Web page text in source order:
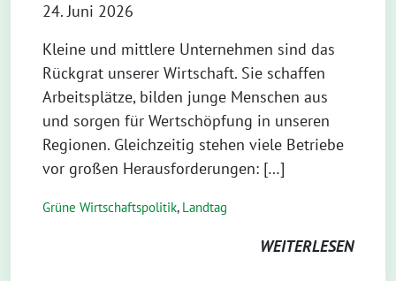
24. Juni 2026
Kleine und mittlere Unternehmen sind das
Rückgrat unserer Wirtschaft. Sie schaffen
Arbeitsplätze, bilden junge Menschen aus
und sorgen für Wertschöpfung in unseren
Regionen. Gleichzeitig stehen viele Betriebe
vor großen Herausforderungen: […]
Grüne Wirtschaftspolitik, Landtag
WEITERLESEN